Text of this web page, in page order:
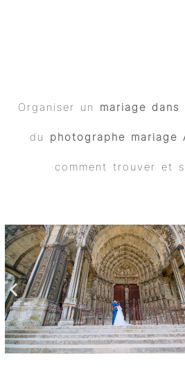
Organiser un mariage dans
du photographe mariage
comment trouver et